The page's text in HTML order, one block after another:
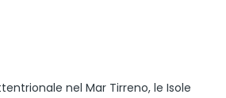
nel Mar Tirreno, le Isole